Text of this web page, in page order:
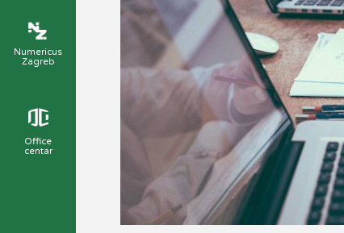
Numericus
Zagreb
Office
centar